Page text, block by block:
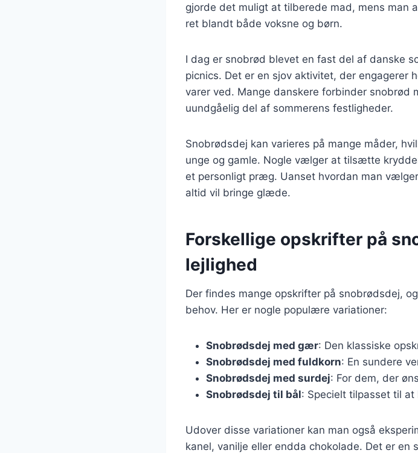
gjorde det muligt at tilberede mad, mens
ret blandt både voksne og børn.
I dag er snobrød blevet en fast del af danske
picnics. Det er en sjov aktivitet, der engagerer
varer ved. Mange danskere forbinder
uundgåelig del af sommerens festligheder.
Snobrødsdej kan varieres på mange måder,
unge og gamle. Nogle vælger at tilsætte
et personligt præg. Uanset hvordan man
altid vil bringe glæde.
Forskellige opskrifter på
lejlighed
Der findes mange opskrifter på snobrødsdej,
behov. Her er nogle populære variationer:
Snobrødsdej med gær: Den klassiske
Snobrødsdej med fuldkorn: En sundere
Snobrødsdej med surdej: For dem, der
Snobrødsdej til bål: Specielt tilpasset til
Udover disse variationer kan man også
kanel, vanilje eller endda chokolade. Det er